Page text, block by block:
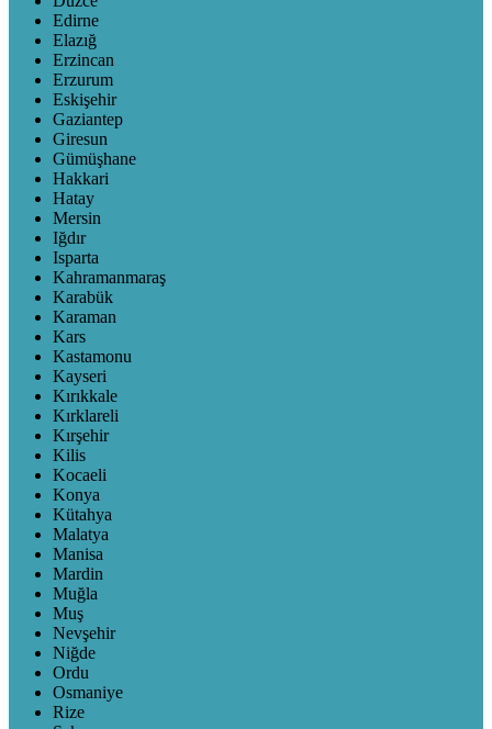
Edirne
Elazığ
Erzincan
Erzurum
Eskişehir
Gaziantep
Giresun
Gümüşhane
Hakkari
Hatay
Mersin
Iğdır
Isparta
Kahramanmaraş
Karabük
Karaman
Kars
Kastamonu
Kayseri
Kırıkkale
Kırklareli
Kırşehir
Kilis
Kocaeli
Konya
Kütahya
Malatya
Manisa
Mardin
Muğla
Muş
Nevşehir
Niğde
Ordu
Osmaniye
Rize